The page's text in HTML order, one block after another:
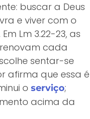
buscar a Deus
e viver com o
Lm 3.22-23, as
cada
sentar-se
afirma que essa é
o serviço;
acima da